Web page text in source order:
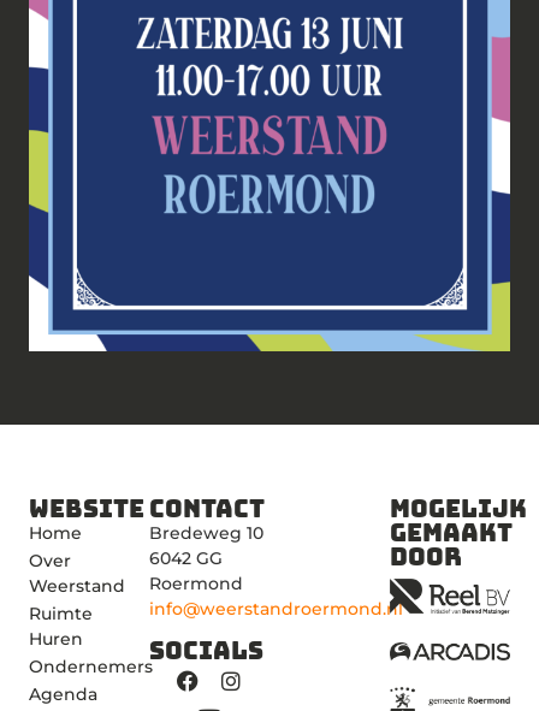
Website
Home
Over
Weerstand
Ruimte
Huren
Ondernemers
Agenda
Contact
Bredeweg 10
6042 GG
Roermond
info@weerstandroermond.nl
Socials
Mogelijk
gemaakt
door